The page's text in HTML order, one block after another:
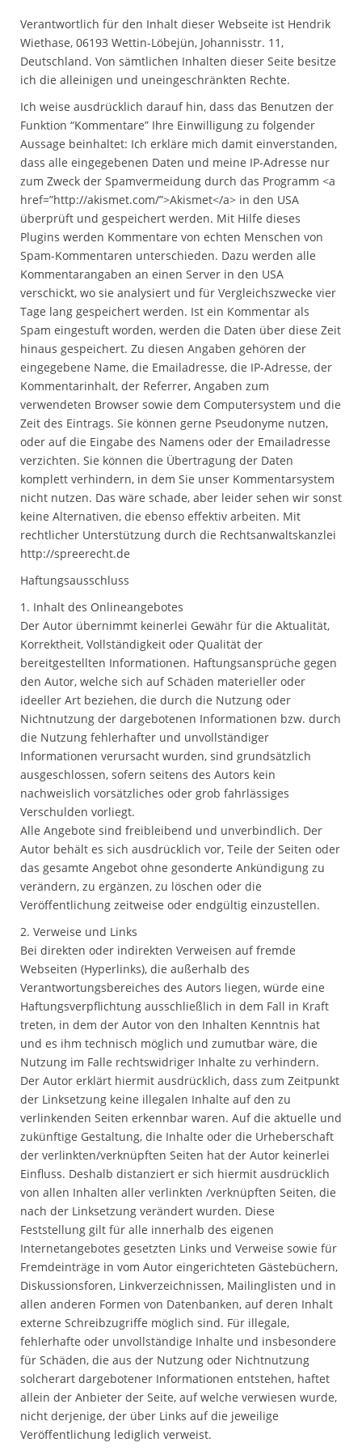
Verantwortlich für den Inhalt dieser Webseite ist Hendrik
Wiethase, 06193 Wettin-Löbejün, Johannisstr. 11,
Deutschland. Von sämtlichen Inhalten dieser Seite besitze
ich die alleinigen und uneingeschränkten Rechte.
Ich weise ausdrücklich darauf hin, dass das Benutzen der
Funktion “Kommentare” Ihre Einwilligung zu folgender
Aussage beinhaltet: Ich erkläre mich damit einverstanden,
dass alle eingegebenen Daten und meine IP-Adresse nur
zum Zweck der Spamvermeidung durch das Programm <a
href=”http://akismet.com/”>Akismet</a> in den USA
überprüft und gespeichert werden. Mit Hilfe dieses
Plugins werden Kommentare von echten Menschen von
Spam-Kommentaren unterschieden. Dazu werden alle
Kommentarangaben an einen Server in den USA
verschickt, wo sie analysiert und für Vergleichszwecke vier
Tage lang gespeichert werden. Ist ein Kommentar als
Spam eingestuft worden, werden die Daten über diese Zeit
hinaus gespeichert. Zu diesen Angaben gehören der
eingegebene Name, die Emailadresse, die IP-Adresse, der
Kommentarinhalt, der Referrer, Angaben zum
verwendeten Browser sowie dem Computersystem und die
Zeit des Eintrags. Sie können gerne Pseudonyme nutzen,
oder auf die Eingabe des Namens oder der Emailadresse
verzichten. Sie können die Übertragung der Daten
komplett verhindern, in dem Sie unser Kommentarsystem
nicht nutzen. Das wäre schade, aber leider sehen wir sonst
keine Alternativen, die ebenso effektiv arbeiten. Mit
rechtlicher Unterstützung durch die Rechtsanwaltskanzlei
http://spreerecht.de
Haftungsausschluss
1. Inhalt des Onlineangebotes
Der Autor übernimmt keinerlei Gewähr für die Aktualität,
Korrektheit, Vollständigkeit oder Qualität der
bereitgestellten Informationen. Haftungsansprüche gegen
den Autor, welche sich auf Schäden materieller oder
ideeller Art beziehen, die durch die Nutzung oder
Nichtnutzung der dargebotenen Informationen bzw. durch
die Nutzung fehlerhafter und unvollständiger
Informationen verursacht wurden, sind grundsätzlich
ausgeschlossen, sofern seitens des Autors kein
nachweislich vorsätzliches oder grob fahrlässiges
Verschulden vorliegt.
Alle Angebote sind freibleibend und unverbindlich. Der
Autor behält es sich ausdrücklich vor, Teile der Seiten oder
das gesamte Angebot ohne gesonderte Ankündigung zu
verändern, zu ergänzen, zu löschen oder die
Veröffentlichung zeitweise oder endgültig einzustellen.
2. Verweise und Links
Bei direkten oder indirekten Verweisen auf fremde
Webseiten (Hyperlinks), die außerhalb des
Verantwortungsbereiches des Autors liegen, würde eine
Haftungsverpflichtung ausschließlich in dem Fall in Kraft
treten, in dem der Autor von den Inhalten Kenntnis hat
und es ihm technisch möglich und zumutbar wäre, die
Nutzung im Falle rechtswidriger Inhalte zu verhindern.
Der Autor erklärt hiermit ausdrücklich, dass zum Zeitpunkt
der Linksetzung keine illegalen Inhalte auf den zu
verlinkenden Seiten erkennbar waren. Auf die aktuelle und
zukünftige Gestaltung, die Inhalte oder die Urheberschaft
der verlinkten/verknüpften Seiten hat der Autor keinerlei
Einfluss. Deshalb distanziert er sich hiermit ausdrücklich
von allen Inhalten aller verlinkten /verknüpften Seiten, die
nach der Linksetzung verändert wurden. Diese
Feststellung gilt für alle innerhalb des eigenen
Internetangebotes gesetzten Links und Verweise sowie für
Fremdeinträge in vom Autor eingerichteten Gästebüchern,
Diskussionsforen, Linkverzeichnissen, Mailinglisten und in
allen anderen Formen von Datenbanken, auf deren Inhalt
externe Schreibzugriffe möglich sind. Für illegale,
fehlerhafte oder unvollständige Inhalte und insbesondere
für Schäden, die aus der Nutzung oder Nichtnutzung
solcherart dargebotener Informationen entstehen, haftet
allein der Anbieter der Seite, auf welche verwiesen wurde,
nicht derjenige, der über Links auf die jeweilige
Veröffentlichung lediglich verweist.